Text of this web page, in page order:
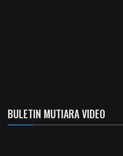
BULETIN MUTIARA VIDEO